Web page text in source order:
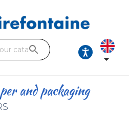
search

and packaging